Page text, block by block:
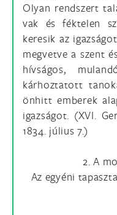
Olyan rendszert
vak és féktelen
keresik az
megvetve a szent
hívságos,
kárhoztatott
önhitt emberek
igazságot. (XVI.
1834. július 7.)
2. A
Az egyéni